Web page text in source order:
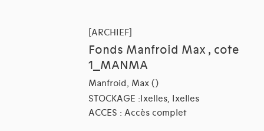
[ARCHIEF]
Fonds Manfroid Max , cote
1_MANMA
Manfroid, Max ()
STOCKAGE :Ixelles, Ixelles
ACCES : Accès complet